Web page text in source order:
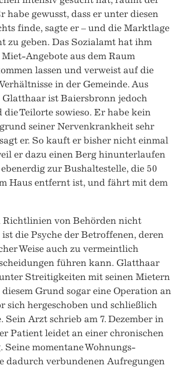
habe gewusst, dass er unter diesen
finde, sagte er – und die Marktlage
zu geben. Das Sozialamt hat ihm
Angebote aus dem Raum
lassen und verweist auf die
in der Gemeinde. Aus
ist Baiersbronn jedoch
die Teilorte sowieso. Er habe kein
seiner Nervenkrankheit sehr
er. So kauft er bisher nicht einmal
er dazu einen Berg hinunterlaufen
zur Bushaltestelle, die 50
Haus entfernt ist, und fährt mit dem
Richtlinien von Behörden nicht
die Psyche der Betroffenen, deren
Weise auch zu vermeintlich
führen kann. Glatthaar
Streitigkeiten mit seinen Mietern
Grund sogar eine Operation an
sich hergeschoben und schließlich
Sein Arzt schrieb am 7. Dezember in
Patient leidet an einer chronischen
momentane Wohnungs-
dadurch verbundenen Aufregungen